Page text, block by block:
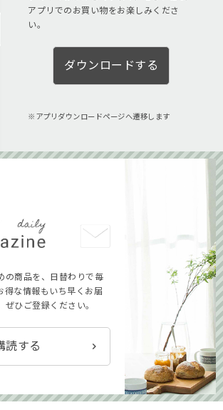
アプリでのお買い物をお楽しみくださ
い。
ダウンロードする
アプリダウンロードページへ遷移します
の商品を、日替わりで毎
得な情報もいち早くお届
ぜひご登録ください。
読する